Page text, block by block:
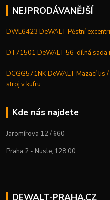
NEJPRODÁVANĚJŠÍ
DWE6423 DeWALT Pěstní
DT71501 DeWALT 56-dílná sada
DCGG571NK DeWALT Mazací lis
stroj v kufru
Kde nás najdete
Jaromírova 12 / 660
Praha 2 - Nusle, 128 00
DEWALT-PRAHA.CZ